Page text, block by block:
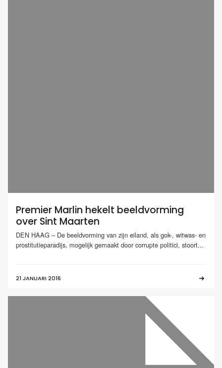
Premier Marlin hekelt beeldvorming
over Sint Maarten
DEN HAAG – De beeldvorming van zijn eiland, als gok-, witwas- en
prostitutieparadijs, mogelijk gemaakt door corrupte politici, stoort...
21 JANUARI 2016